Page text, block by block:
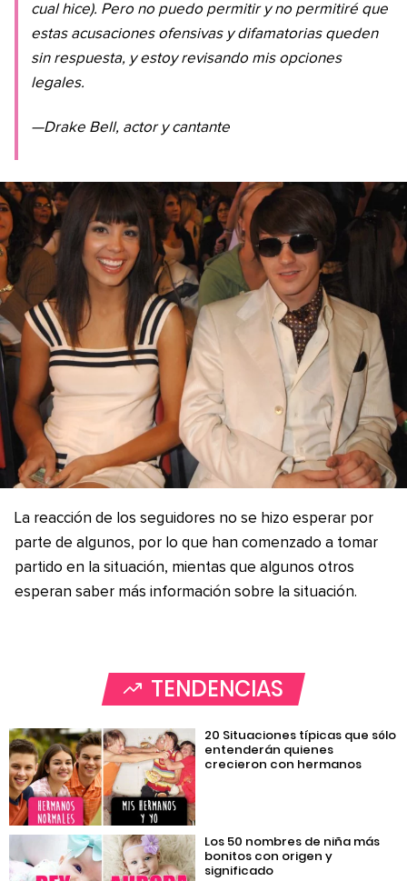
cual hice). Pero no puedo permitir y no permitiré que
estas acusaciones ofensivas y difamatorias queden
sin respuesta, y estoy revisando mis opciones
legales.
—Drake Bell, actor y cantante
La reacción de los seguidores no se hizo esperar por
parte de algunos, por lo que han comenzado a tomar
partido en la situación, mientas que algunos otros
esperan saber más información sobre la situación.
TENDENCIAS
20 Situaciones típicas que sólo
entenderán quienes
crecieron con hermanos
Los 50 nombres de niña más
bonitos con origen y
significado